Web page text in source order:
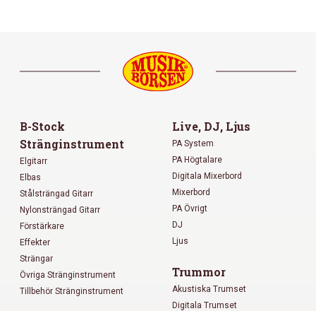
B-Stock
Stränginstrument
Elgitarr
Elbas
Stålsträngad Gitarr
Nylonsträngad Gitarr
Förstärkare
Effekter
Strängar
Övriga Stränginstrument
Tillbehör Stränginstrument
Live, DJ, Ljus
PA System
PA Högtalare
Digitala Mixerbord
Mixerbord
PA Övrigt
DJ
Ljus
Trummor
Akustiska Trumset
Digitala Trumset